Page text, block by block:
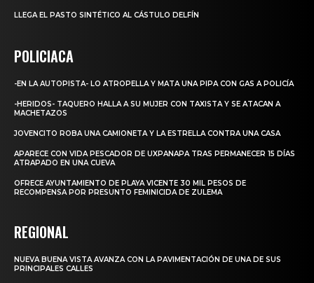
LLEGA EL PASTO SINTÉTICO AL CÁSTULO DELFÍN
POLICIACA
-EN LA AUTOPISTA- LO ATROPELLA Y MATA UNA PIPA CON GAS A POLICÍA
-HERIDOS- TAQUERO HALLA A SU MUJER CON TAXISTA Y SE ATACAN A
MACHETAZOS
JOVENCITO ROBA UNA CAMIONETA Y LA ESTRELLA CONTRA UNA CASA
APARECE CON VIDA PESCADOR DE UXPANAPA TRAS PERMANECER 15 DÍAS
ATRAPADO EN UNA CUEVA
OFRECE AYUNTAMIENTO DE PLAYA VICENTE 30 MIL PESOS DE
RECOMPENSA POR PRESUNTO FEMINICIDA DE ZULEMA
REGIONAL
NUEVA BUENA VISTA AVANZA CON LA PAVIMENTACIÓN DE UNA DE SUS
PRINCIPALES CALLES